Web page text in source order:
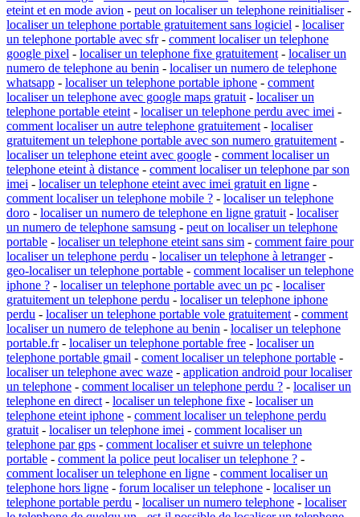
eteint et en mode avion - peut on localiser un telephone reinitialiser-
localiser un telephone portable gratuitement sans logiciel - localiser
un telephone portable avec sfr- comment localiser un telephone
google pixel - localiser un telephone fixe gratuitement - localiser un
numero de telephone au benin - localiser un numero de telephone
whatsapp - localiser un telephone portable iphone - comment
localiser un telephone avec google maps gratuit - localiser un
telephone portable eteint - localiser un telephone perdu avec imei -
comment localiser un autre telephone gratuitement - localiser
gratuitement un telephone portable avec son numero gratuitement -
localiser un telephone eteint avec google - comment localiser un
telephone eteint à distance - comment localiser un telephone par son
imei - localiser un telephone eteint avec imei gratuit en ligne -
comment localiser un telephone mobile ? - localiser un telephone
doro - localiser un numero de telephone en ligne gratuit - localiser
un numero de telephone samsung - peut on localiser un telephone
portable - localiser un telephone eteint sans sim - comment faire pour
localiser un telephone perdu - localiser un telephone à letranger-
geo-localiser un telephone portable - comment localiser un telephone
iphone ? - localiser un telephone portable avec un pc - localiser
gratuitement un telephone perdu - localiser un telephone iphone
perdu - localiser un telephone portable vole gratuitement - comment
localiser un numero de telephone au benin - localiser un telephone
portable.fr- localiser un telephone portable free - localiser un
telephone portable gmail - coment localiser un telephone portable -
localiser un telephone avec waze - application android pour localiser
un telephone - comment localiser un telephone perdu ? - localiser un
telephone en direct - localiser un telephone fixe - localiser un
telephone eteint iphone - comment localiser un telephone perdu
gratuit - localiser un telephone imei - comment localiser un
telephone par gps - comment localiser et suivre un telephone
portable - comment la police peut localiser un telephone ? -
comment localiser un telephone en ligne - comment localiser un
telephone hors ligne - forum localiser un telephone - localiser un
telephone portable perdu - localiser un numero telephone - localiser